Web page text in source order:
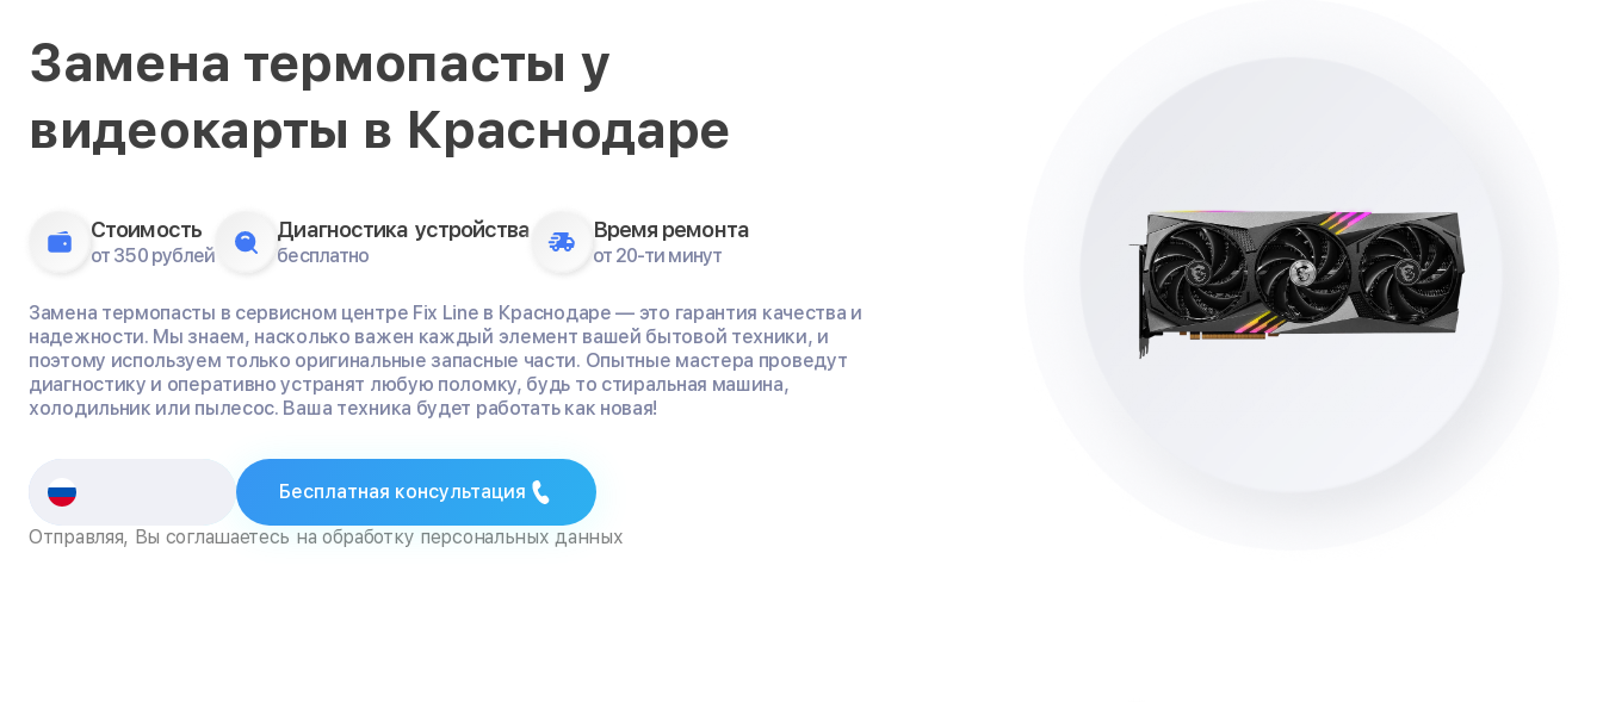
Замена термопасты у
видеокарты в Краснодаре
Стоимость
от 350 рублей
Диагностика устройства
бесплатно
Время ремонта
от 20-ти минут
Замена термопасты в сервисном центре Fix Line в Краснодаре — это гарантия качества и
надежности. Мы знаем, насколько важен каждый элемент вашей бытовой техники, и
поэтому используем только оригинальные запасные части. Опытные мастера проведут
диагностику и оперативно устранят любую поломку, будь то стиральная машина,
холодильник или пылесос. Ваша техника будет работать как новая!
Бесплатная консультация
Отправляя, Вы соглашаетесь на обработку персональных данных